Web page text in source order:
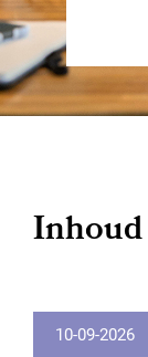
Inhoud
10-09-2026